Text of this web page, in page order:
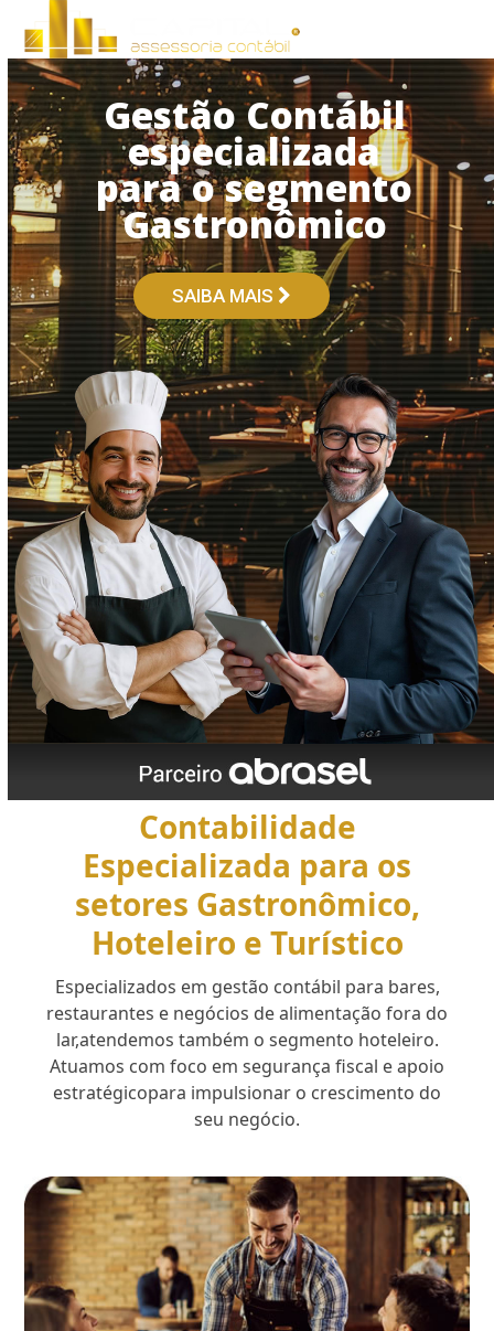
content
Open
mobile
menu
Close
mobile
menu
Gestão Contábil
especializada
para o segmento
Gastronômico
SAIBA MAIS
Contabilidade
Especializada para os
setores Gastronômico,
Hoteleiro e Turístico
Especializados em gestão contábil para bares,
restaurantes e negócios de alimentação fora do
lar,atendemos também o segmento hoteleiro.
Atuamos com foco em segurança fiscal e apoio
estratégicopara impulsionar o crescimento do
seu negócio.